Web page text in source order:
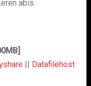
abis.
|| Datafilehost